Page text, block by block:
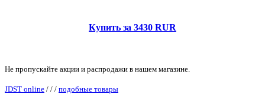
Купить за 3430 RUR
Не пропускайте акции и распродажи в нашем магазине.
JDST online / / / подобные товары